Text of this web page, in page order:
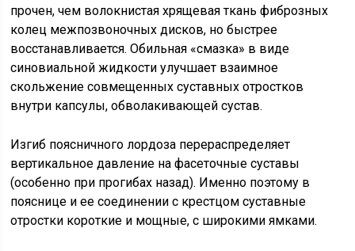
прочен, чем волокнистая хрящевая ткань фиброзных
колец межпозвоночных дисков, но быстрее
восстанавливается. Обильная «смазка» в виде
синовиальной жидкости улучшает взаимное
скольжение совмещенных суставных отростков
внутри капсулы, обволакивающей сустав.
Изгиб поясничного лордоза перераспределяет
вертикальное давление на фасеточные суставы
(особенно при прогибах назад). Именно поэтому в
пояснице и ее соединении с крестцом суставные
отростки короткие и мощные, с широкими ямками.